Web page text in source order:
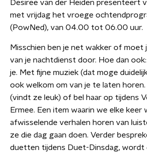
Desiree van der Heiden presenteert
met vrijdag het vroege
(PowNed), van 04.00 tot 06.00 uur.
Misschien ben je net wakker of moet
van je nachtdienst door. Hoe dan
je. Met fijne muziek (dat moge
ook welkom om van je te laten
(vindt ze leuk) of bel haar op tijdens
Ermee. Een item waarin we elke keer
afwisselende verhalen horen van
ze die dag gaan doen. Verder
duetten tijdens Duet-Dinsdag, wordt